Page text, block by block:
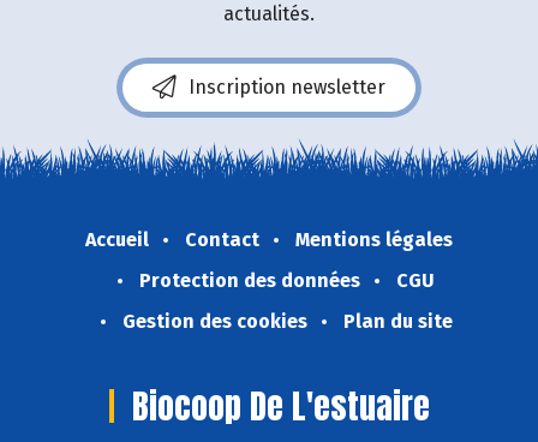
actualités.
Inscription newsletter
Accueil Contact
Mentions légales
Protection des données
CGU
Gestion des cookies
Plan du site
Biocoop De L'estuaire